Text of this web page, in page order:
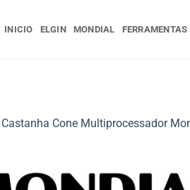
INICIO ELGIN MONDIAL FERRAMENTAS
Castanha Cone Multiprocessador